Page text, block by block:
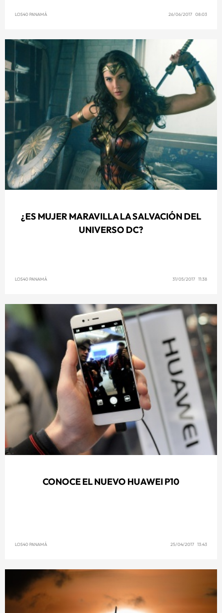
LOS40 PANAMÁ 26/06/2017 08:03
¿ES MUJER MARAVILLA LA SALVACIÓN DEL
UNIVERSO DC?
LOS40 PANAMÁ 31/05/2017 11:38
CONOCE EL NUEVO HUAWEI P10
LOS40 PANAMÁ 25/04/2017 13:43